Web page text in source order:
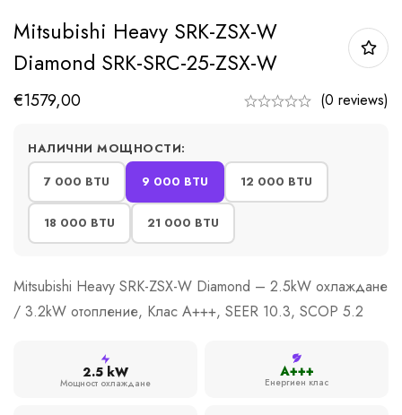
Mitsubishi Heavy SRK-ZSX-W
Diamond SRK-SRC-25-ZSX-W
€1579,00 (0 reviews)
НАЛИЧНИ МОЩНОСТИ:
7 000 BTU
9 000 BTU 12 000 BTU
18 000 BTU 21 000 BTU
Mitsubishi Heavy SRK-ZSX-W Diamond – 2.5kW охлаждане
/ 3.2kW отопление, Клас A+++, SEER 10.3, SCOP 5.2
2.5 kW
Мощност охлаждане
A+++
Енергиен клас